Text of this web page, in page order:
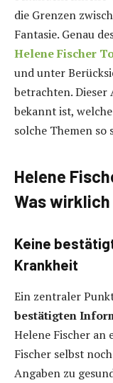
die Grenzen
Fantasie. Genau
Helene Fischer
und unter
betrachten.
bekannt ist,
solche Themen so
Helene
Was
Keine
Krankheit
Ein zentraler
bestätigten
Helene Fischer an
Fischer selbst
Angaben zu